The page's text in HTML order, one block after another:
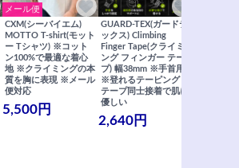
メール便
CXM(シーバイエム)
MOTTO T-shirt(モット
ー Tシャツ) ※コット
ン100%で最適な着心
地 ※クライミングの本
質を胸に表現 ※メール
便対応
5,500円
GUARD-TEX(ガードテ
ックス) Climbing
Finger Tape(クライミ
ング フィンガー テー
プ) 幅38mm ※手首用
※登れるテーピング ※
テープ同士接着で肌に
優しい
2,640円